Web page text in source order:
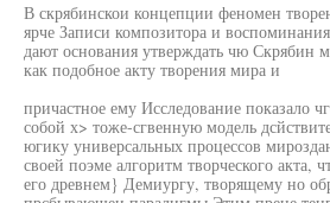
В скрябинскои концепции феномен
ярче Записи композитора и
дают основания утверждать чю Скрябин
как подобное акту творения мира и
причастное ему Исследование показало
собой х> тоже-сгвенную модель
югику универсальных процессов
своей поэме алгоритм творческого акта,
его древнем} Демиургу, творящему но